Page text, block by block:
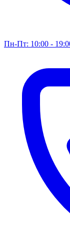
Пн-Пт: 10:00 -